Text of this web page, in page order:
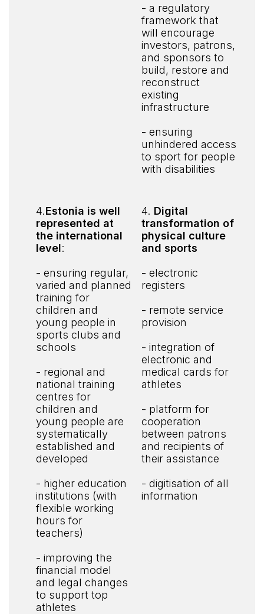
- a regulatory
framework that
will encourage
investors, patrons,
and sponsors to
build, restore and
reconstruct
existing
infrastructure
- ensuring
unhindered access
to sport for people
with disabilities
4.Estonia is well
represented at
the international
level:
- ensuring regular,
varied and planned
training for
children and
young people in
sports clubs and
schools
- regional and
national training
centres for
children and
young people are
systematically
established and
developed
- higher education
institutions (with
flexible working
hours for
teachers)
- improving the
financial model
and legal changes
to support top
athletes
4. Digital
transformation of
physical culture
and sports
- electronic
registers
- remote service
provision
- integration of
electronic and
medical cards for
athletes
- platform for
cooperation
between patrons
and recipients of
their assistance
- digitisation of all
information